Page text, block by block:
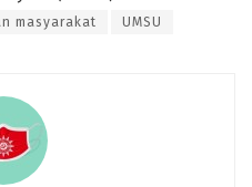
masyarakat UMSU